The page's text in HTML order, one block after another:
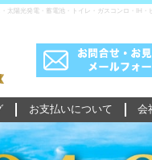
陽光発電・蓄電池・トイレ・ガスコンロ・IH
お支払いについて 会